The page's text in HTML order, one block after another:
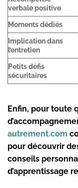
verbale positive
Moments dédiés
Implication dans
l’entretien
Petits défis
sécuritaires
Enfin, pour toute
autrement.com
pour découvrir
conseils
d’apprentissage